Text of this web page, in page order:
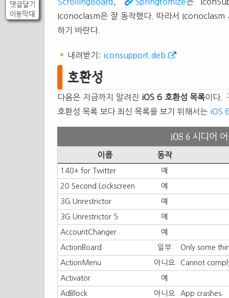
댓글달기
이동막대
Iconoclasm은 잘 동작했다. 따라서 Iconoclasm
하기 바란다.
내려받기: iconsupport.deb
호환성
다음은 지금까지 알려진 iOS 6 호환성 목록이다.
호환성 목록 보다 최신 목록을 보기 위해서는 iOS
iOS 6 시디어
이름 동작
140+ for Twitter 예
20 Second Lockscreen 예
3G Unrestrictor 예
3G Unrestrictor 5 예
AccountChanger 예
ActionBoard 일부 Only some
ActionMenu 아니요 Cannot
Activator 예
AdBlock 아니요 App crashes.